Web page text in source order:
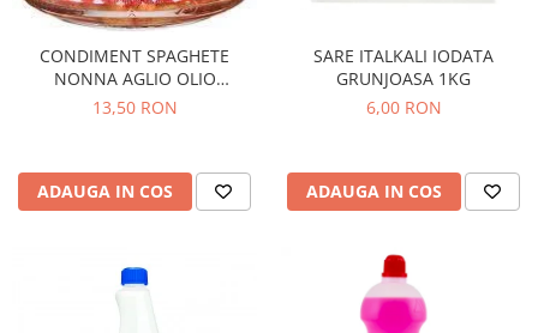
CONDIMENT SPAGHETE
NONNA AGLIO OLIO
PEPERONCINO 90G
13,50 RON
ADAUGA IN COS
SARE ITALKALI IODATA
GRUNJOASA 1KG
6,00 RON
ADAUGA IN COS